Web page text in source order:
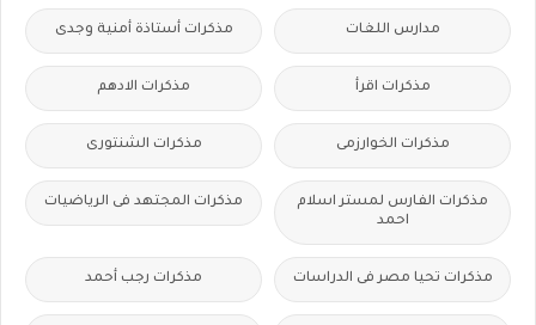
مدارس اللغات مذكرات أستاذة أمنية وجدى
مذكرات اقرأ مذكرات الادهم
مذكرات الخوارزمى مذكرات الشنتورى
مذكرات الفارس لمستر اسلام
احمد
مذكرات المجتهد فى الرياضيات
مذكرات تحيا مصر فى الدراسات مذكرات رجب أحمد